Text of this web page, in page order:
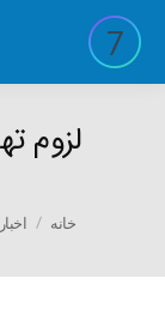
لزوم
You are here:
خانه اخبار